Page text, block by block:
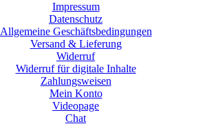
Impressum
Datenschutz
Allgemeine Geschäftsbedingungen
Versand & Lieferung
Widerruf
Widerruf für digitale Inhalte
Zahlungsweisen
Mein Konto
Videopage
Chat